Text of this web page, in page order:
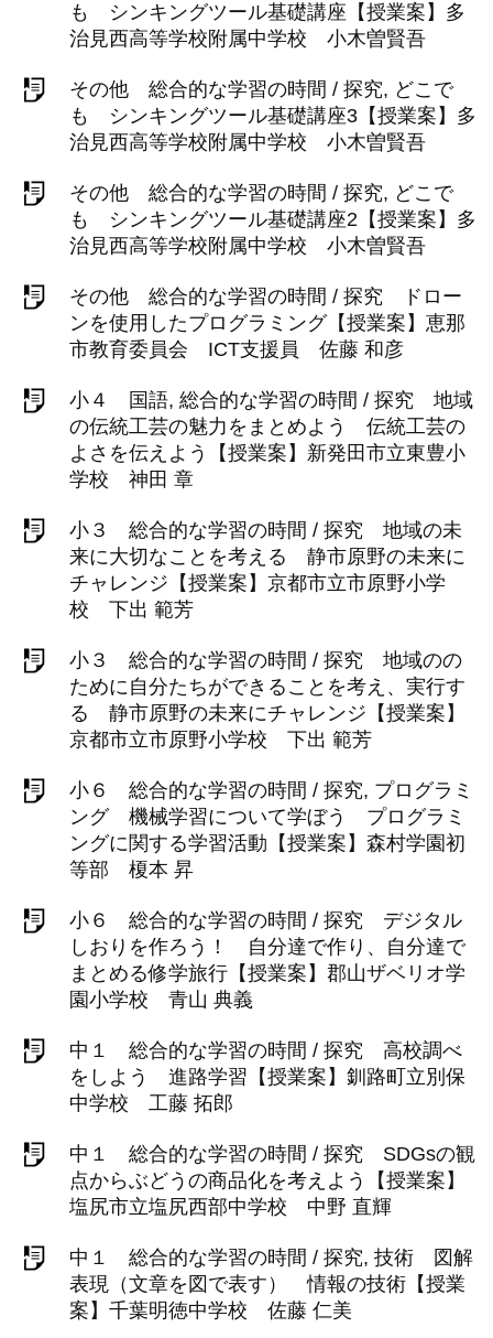
も シンキングツール基礎講座【授業案】多
治見西高等学校附属中学校 小木曽賢吾
その他 総合的な学習の時間 / 探究, どこで
も シンキングツール基礎講座3【授業案】多
治見西高等学校附属中学校 小木曽賢吾
その他 総合的な学習の時間 / 探究, どこで
も シンキングツール基礎講座2【授業案】多
治見西高等学校附属中学校 小木曽賢吾
その他 総合的な学習の時間 / 探究 ドロー
ンを使用したプログラミング【授業案】恵那
市教育委員会 ICT支援員 佐藤 和彦
小４ 国語, 総合的な学習の時間 / 探究 地域
の伝統工芸の魅力をまとめよう 伝統工芸の
よさを伝えよう【授業案】新発田市立東豊小
学校 神田 章
小３ 総合的な学習の時間 / 探究 地域の未
来に大切なことを考える 静市原野の未来に
チャレンジ【授業案】京都市立市原野小学
校 下出 範芳
小３ 総合的な学習の時間 / 探究 地域のの
ために自分たちができることを考え、実行す
る 静市原野の未来にチャレンジ【授業案】
京都市立市原野小学校 下出 範芳
小６ 総合的な学習の時間 / 探究, プログラミ
ング 機械学習について学ぼう プログラミ
ングに関する学習活動【授業案】森村学園初
等部 榎本 昇
小６ 総合的な学習の時間 / 探究 デジタル
しおりを作ろう！ 自分達で作り、自分達で
まとめる修学旅行【授業案】郡山ザベリオ学
園小学校 青山 典義
中１ 総合的な学習の時間 / 探究 高校調べ
をしよう 進路学習【授業案】釧路町立別保
中学校 工藤 拓郎
中１ 総合的な学習の時間 / 探究 SDGsの観
点からぶどうの商品化を考えよう【授業案】
塩尻市立塩尻西部中学校 中野 直輝
中１ 総合的な学習の時間 / 探究, 技術 図解
表現（文章を図で表す） 情報の技術【授業
案】千葉明徳中学校 佐藤 仁美